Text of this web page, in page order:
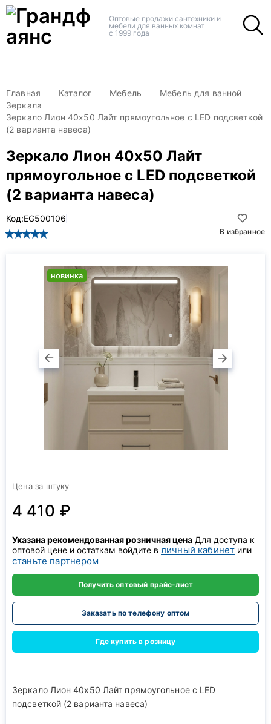
Оптовые продажи сантехники и
мебели для ванных комнат
с 1999 года
Главная Каталог Мебель
Мебель для ванной
Зеркала
Зеркало Лион 40х50 Лайт прямоугольное с LED подсветкой
(2 варианта навеса)
Зеркало Лион 40х50 Лайт
прямоугольное с LED подсветкой
(2 варианта навеса)
В избранное
Код:EG500106
новинка
Цена за штуку
4 410 ₽
Указана рекомендованная розничная цена Для доступа к
оптовой цене и остаткам войдите в личный кабинет или
станьте партнером
Получить оптовый прайс-лист
Заказать по телефону оптом
Где купить в розницу
Зеркало Лион 40х50 Лайт прямоугольное с LED
подсветкой (2 варианта навеса)